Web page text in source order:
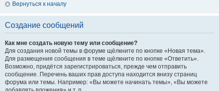
Вернуться к началу
Создание сообщений
Как мне создать новую тему или сообщение?
Для создания новой темы в форуме щёлкните по кнопке «Новая тема».
Для размещения сообщения в теме щёлкните по кнопке «Ответить».
Возможно, придётся зарегистрироваться, прежде чем отправить
сообщение. Перечень ваших прав доступа находится внизу страниц
форума или темы. Например: «Вы можете начинать темы», «Вы можете